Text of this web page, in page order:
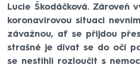
Lucie Škodáčková. Zároveň
koronavirovou situaci
závažnou, ať se přijdou
strašné je dívat se do očí
se nestihli rozloučit s